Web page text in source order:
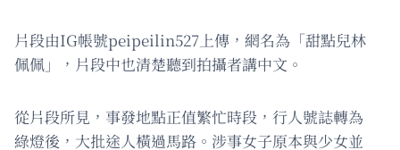
片段由IG帳號peipeilin527上傳，網名為「甜點兒林
佩佩」，片段中也清楚聽到拍攝者講中文。
從片段所見，事發地點正值繁忙時段，行人號誌轉為
綠燈後，大批途人橫過馬路。涉事女子原本與少女並